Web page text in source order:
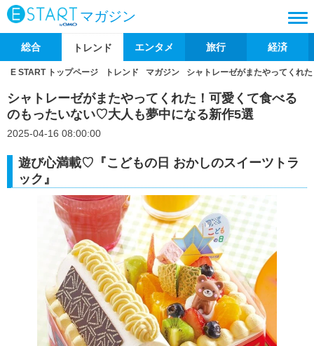
マガジン
総合 トレンド エンタメ 旅行 経済
E START トップページ トレンド マガジン シャトレーゼがまたやってくれ
シャトレーゼがまたやってくれた！可愛くて食べる
のもったいない♡大人も夢中になる新作5選
2025-04-16 08:00:00
遊び心満載♡『こどもの日 おかしのスイーツトラ
ック』